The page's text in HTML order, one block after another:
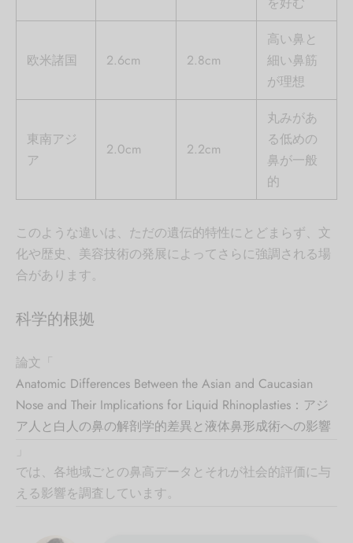
欧米諸国 2.6cm 2.8cm
高い鼻と
細い鼻筋
が理想
東南アジ
ア
2.0cm 2.2cm
丸みがあ
る低めの
鼻が一般
的
このような違いは、ただの遺伝的特性にとどまらず、文
化や歴史、美容技術の発展によってさらに強調される場
合があります。
科学的根拠
論文「
Anatomic Differences Between the Asian and Caucasian
Nose and Their Implications for Liquid Rhinoplasties：アジ
ア人と白人の鼻の解剖学的差異と液体鼻形成術への影響
では、各地域ごとの鼻高データとそれが社会的評価に与
える影響を調査しています。